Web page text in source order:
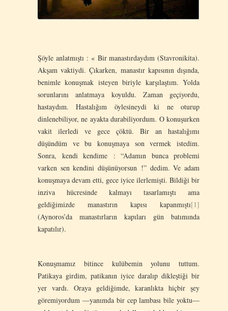
Şöyle anlatmıştı : « Bir manastırdaydım (Stavronikita).
Akşam vaktiydi. Çıkarken, manastır kapısının dışında,
benimle konuşmak isteyen biriyle karşılaştım. Yolda
sorunlarını anlatmaya koyuldu. Zaman geçiyordu,
hastaydım. Hastalığım öylesineydi ki ne oturup
dinlenebiliyor, ne ayakta durabiliyordum. O konuşurken
vakit ilerledi ve gece çöktü. Bir an hastalığımı
düşündüm ve bu konuşmaya son vermek istedim.
Sonra, kendi kendime : “Adamın bunca problemi
varken sen kendini düşünüyorsun !” dedim. Ve adam
konuşmaya devam etti, gece iyice ilerlemişti. Bildiği bir
inziva hücresinde kalmayı tasarlamıştı ama
geldiğimizde manastırın kapısı kapanmıştı[1]
(Aynoros’da manastırların kapıları gün batımında
kapatılır).
Konuşmamız bitince kulübemin yolunu tuttum.
Patikaya girdim, patikanın iyice daralıp dikleştiği bir
yer vardı. Oraya geldiğimde, karanlıkta hiçbir şey
göremiyordum —yanımda bir cep lambası bile yoktu—